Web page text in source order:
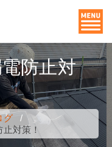
防止対
グ/
対策！